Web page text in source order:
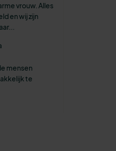
vrouw. Alles
en wij zijn
mensen
te